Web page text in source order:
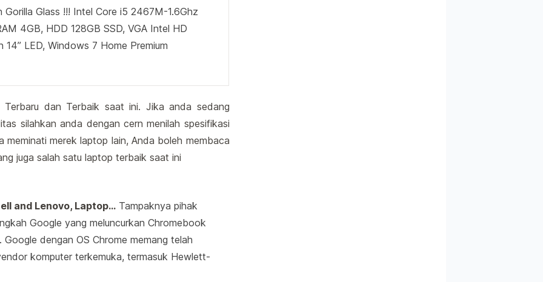
Gorilla Glass !!! Intel Core i5 2467M-1.6Ghz
4GB, HDD 128GB SSD, VGA Intel HD
14” LED, Windows 7 Home Premium
dan Terbaik saat ini. Jika anda sedang
silahkan anda dengan cern menilah spesifikasi
meminati merek laptop lain, Anda boleh membaca
juga salah satu laptop terbaik saat ini
and Lenovo, Laptop… Tampaknya pihak
Google yang meluncurkan Chromebook
dengan OS Chrome memang telah
komputer terkemuka, termasuk Hewlett-